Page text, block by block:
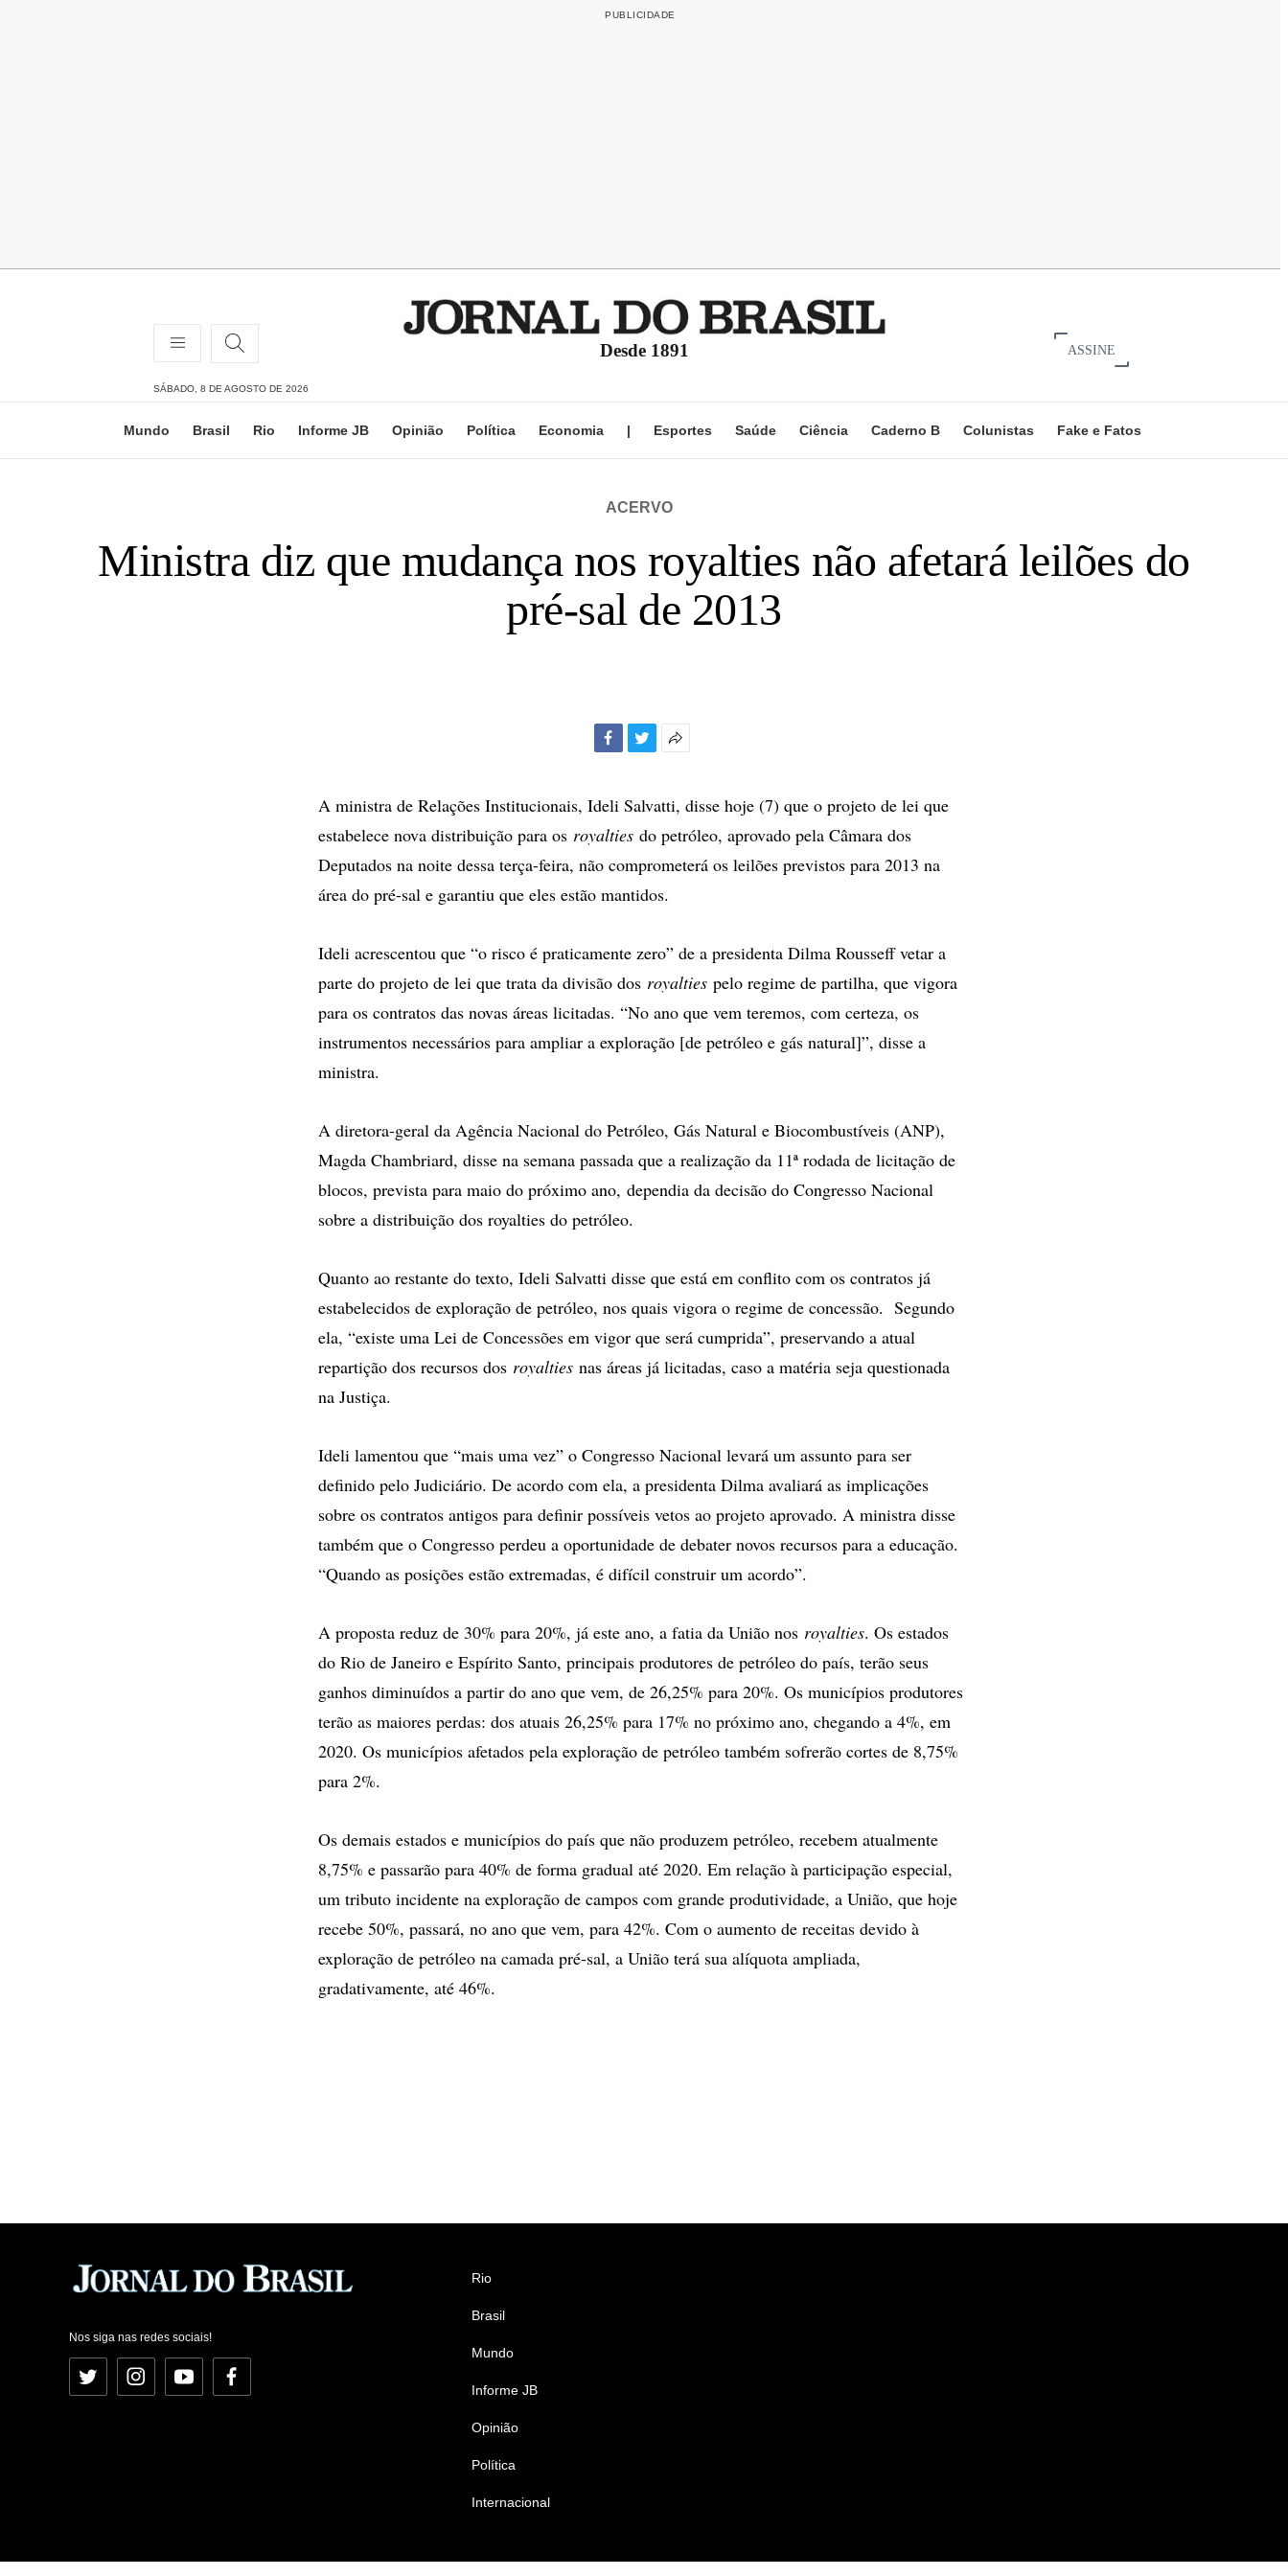
Desde 1891 ASSINE
SÁBADO, 8 DE AGOSTO DE 2026
Mundo Brasil Rio Informe JB Opinião Política Economia | Esportes Saúde Ciência Caderno B Colunistas Fake e Fatos
ACERVO
Ministra diz que mudança nos royalties não afetará leilões do
pré-sal de 2013
compartilhamento
A ministra de Relações Institucionais, Ideli Salvatti, disse hoje (7) que o projeto de lei que
estabelece nova distribuição para os royalties do petróleo, aprovado pela Câmara dos
Deputados na noite dessa terça-feira, não comprometerá os leilões previstos para 2013 na
área do pré-sal e garantiu que eles estão mantidos.
Ideli acrescentou que “o risco é praticamente zero” de a presidenta Dilma Rousseff vetar a
parte do projeto de lei que trata da divisão dos royalties pelo regime de partilha, que vigora
para os contratos das novas áreas licitadas. “No ano que vem teremos, com certeza, os
instrumentos necessários para ampliar a exploração [de petróleo e gás natural]”, disse a
ministra.
A diretora-geral da Agência Nacional do Petróleo, Gás Natural e Biocombustíveis (ANP),
Magda Chambriard, disse na semana passada que a realização da 11ª rodada de licitação de
blocos, prevista para maio do próximo ano, dependia da decisão do Congresso Nacional
sobre a distribuição dos royalties do petróleo.
Quanto ao restante do texto, Ideli Salvatti disse que está em conflito com os contratos já
estabelecidos de exploração de petróleo, nos quais vigora o regime de concessão. Segundo
ela, “existe uma Lei de Concessões em vigor que será cumprida”, preservando a atual
repartição dos recursos dos royalties nas áreas já licitadas, caso a matéria seja questionada
na Justiça.
Ideli lamentou que “mais uma vez” o Congresso Nacional levará um assunto para ser
definido pelo Judiciário. De acordo com ela, a presidenta Dilma avaliará as implicações
sobre os contratos antigos para definir possíveis vetos ao projeto aprovado. A ministra disse
também que o Congresso perdeu a oportunidade de debater novos recursos para a educação.
“Quando as posições estão extremadas, é difícil construir um acordo”.
A proposta reduz de 30% para 20%, já este ano, a fatia da União nos royalties. Os estados
do Rio de Janeiro e Espírito Santo, principais produtores de petróleo do país, terão seus
ganhos diminuídos a partir do ano que vem, de 26,25% para 20%. Os municípios produtores
terão as maiores perdas: dos atuais 26,25% para 17% no próximo ano, chegando a 4%, em
2020. Os municípios afetados pela exploração de petróleo também sofrerão cortes de 8,75%
para 2%.
Os demais estados e municípios do país que não produzem petróleo, recebem atualmente
8,75% e passarão para 40% de forma gradual até 2020. Em relação à participação especial,
um tributo incidente na exploração de campos com grande produtividade, a União, que hoje
recebe 50%, passará, no ano que vem, para 42%. Com o aumento de receitas devido à
exploração de petróleo na camada pré-sal, a União terá sua alíquota ampliada,
gradativamente, até 46%.
Nos siga nas redes sociais!
Twitter InstagramYouTubeFacebook
Rio
Brasil
Mundo
Informe JB
Opinião
Política
Internacional